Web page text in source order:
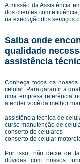
A missão da Assistência
dos clientes com
na execução dos serviços
Saiba onde
qualidade
assistência
Conheça todos os
celular. Para garantir a
uma empresa referência
atender você da melhor
assistência técnica de
curso manutenção de
conserto de celulares
conserto de celular
Por isso, não deixe de
dúvidas com nossos